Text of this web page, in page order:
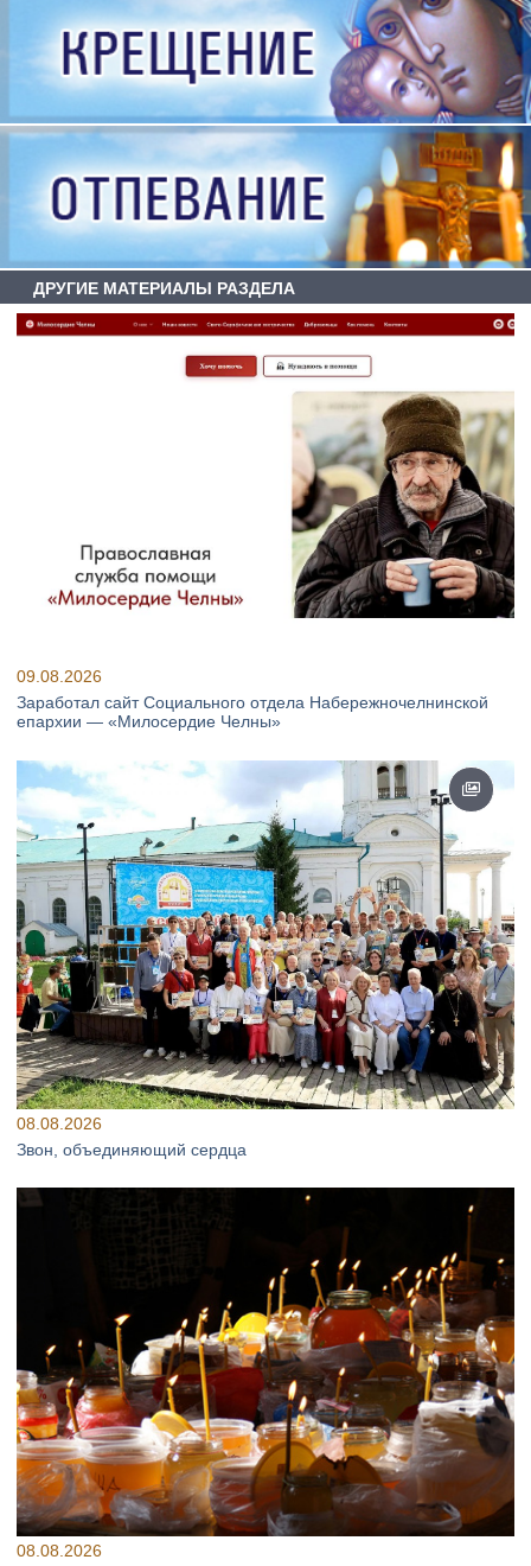
ДРУГИЕ МАТЕРИАЛЫ РАЗДЕЛА
09.08.2026
Заработал сайт Социального отдела Набережночелнинской
епархии — «Милосердие Челны»
08.08.2026
Звон, объединяющий сердца
08.08.2026